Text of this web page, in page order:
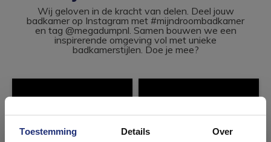
Toestemming Details Over
Wij geloven in de kracht van delen. Deel jouw
badkamer op Instagram met #mijndroombadkamer
en tag @megadumpnl. Samen bouwen we een
inspirerende omgeving vol met unieke
badkamerstijlen. Doe je mee?